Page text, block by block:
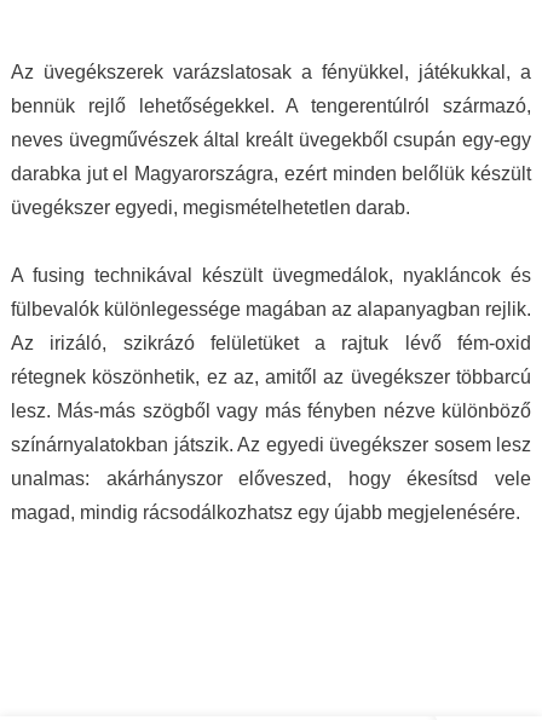
stílust adnak viselőjüknek. Ha a „waooo
érzést” az itt olvasó ismeri…akkor tudja miről
is beszélek. Mindenkinek ilyet kívánok, neked
hordasz épp, akár hétköznapi laza stílust,
nagyon elegánsat, az ékszertől te leszel a
királylány. Varázslat ám, ebben egészen
biztos vagyok.
Az üvegékszerek varázslatosak a fényükkel, játékukkal, a
bennük rejlő lehetőségekkel. A tengerentúlról származó,
neves üvegművészek által kreált üvegekből csupán egy-egy
darabka jut el Magyarországra, ezért minden belőlük készült
üvegékszer egyedi, megismételhetetlen darab.
A fusing technikával készült üvegmedálok, nyakláncok és
fülbevalók különlegessége magában az alapanyagban rejlik.
Az irizáló, szikrázó felületüket a rajtuk lévő fém-oxid
rétegnek köszönhetik, ez az, amitől az üvegékszer többarcú
lesz. Más-más szögből vagy más fényben nézve különböző
színárnyalatokban játszik. Az egyedi üvegékszer sosem lesz
unalmas: akárhányszor előveszed, hogy ékesítsd vele
magad, mindig rácsodálkozhatsz egy újabb megjelenésére.